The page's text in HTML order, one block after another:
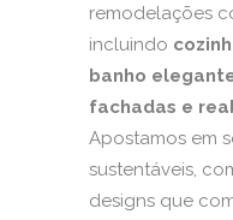
remodelações
incluindo
banho
fachadas e
Apostamos em
sustentáveis,
designs que